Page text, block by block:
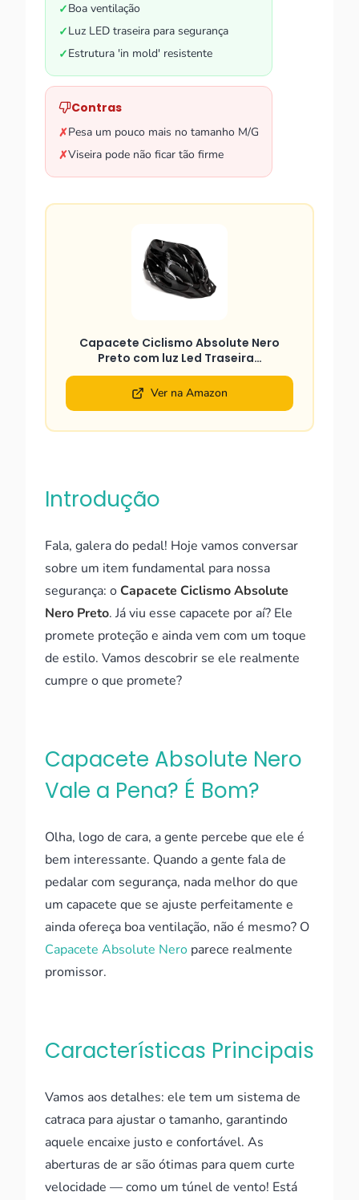
✓Boa ventilação
✓Luz LED traseira para segurança
✓Estrutura 'in mold' resistente
Contras
✗Pesa um pouco mais no tamanho M/G
✗Viseira pode não ficar tão firme
Capacete Ciclismo Absolute Nero
Preto com luz Led Traseira…
Ver na Amazon
Introdução
Fala, galera do pedal! Hoje vamos conversar
sobre um item fundamental para nossa
segurança: oCapacete Ciclismo Absolute
Nero Preto. Já viu esse capacete por aí? Ele
promete proteção e ainda vem com um toque
de estilo. Vamos descobrir se ele realmente
cumpre o que promete?
Capacete Absolute Nero
Vale a Pena? É Bom?
Olha, logo de cara, a gente percebe que ele é
bem interessante. Quando a gente fala de
pedalar com segurança, nada melhor do que
um capacete que se ajuste perfeitamente e
ainda ofereça boa ventilação, não é mesmo? O
Capacete Absolute Nero parece realmente
promissor.
Características Principais
Vamos aos detalhes: ele tem um sistema de
catraca para ajustar o tamanho, garantindo
aquele encaixe justo e confortável. As
aberturas de ar são ótimas para quem curte
velocidade — como um túnel de vento! Está